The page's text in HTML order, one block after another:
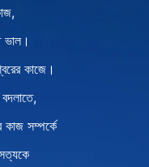
ভাল।
কাজে।
কাজ সম্পর্কে